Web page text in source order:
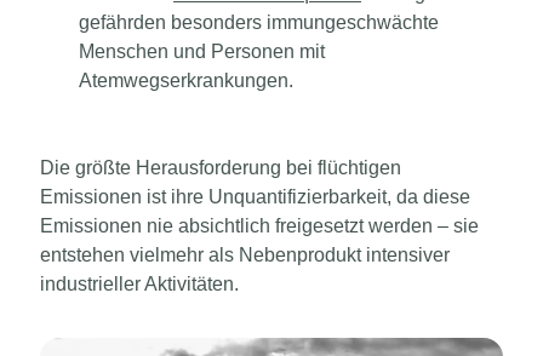
gefährden besonders immungeschwächte
Menschen und Personen mit
Atemwegserkrankungen.
Die größte Herausforderung bei flüchtigen
Emissionen ist ihre Unquantifizierbarkeit, da diese
Emissionen nie absichtlich freigesetzt werden – sie
entstehen vielmehr als Nebenprodukt intensiver
industrieller Aktivitäten.